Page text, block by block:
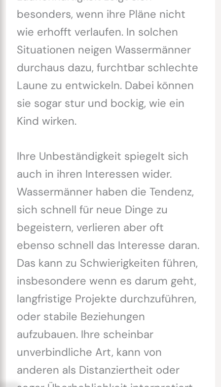
besonders, wenn ihre Pläne nicht
wie erhofft verlaufen. In solchen
Situationen neigen Wassermänner
durchaus dazu, furchtbar schlechte
Laune zu entwickeln. Dabei können
sie sogar stur und bockig, wie ein
Kind wirken.
Ihre Unbeständigkeit spiegelt sich
auch in ihren Interessen wider.
Wassermänner haben die Tendenz,
sich schnell für neue Dinge zu
begeistern, verlieren aber oft
ebenso schnell das Interesse daran.
Das kann zu Schwierigkeiten führen,
insbesondere wenn es darum geht,
langfristige Projekte durchzuführen,
oder stabile Beziehungen
aufzubauen. Ihre scheinbar
unverbindliche Art, kann von
anderen als Distanziertheit oder